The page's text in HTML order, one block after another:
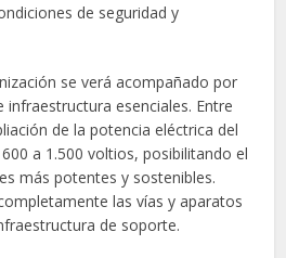
de seguridad y
se verá acompañado por
esenciales. Entre
de la potencia eléctrica del
a 1.500 voltios, posibilitando el
más potentes y sostenibles.
las vías y aparatos
de soporte.